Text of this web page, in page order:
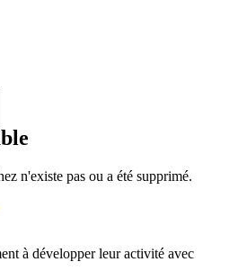
n'existe pas ou a été supprimé.
à développer leur activité avec